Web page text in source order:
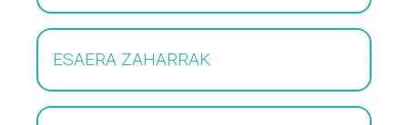
ESAERA ZAHARRAK